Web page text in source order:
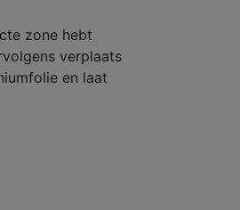
zone hebt
verplaats
en laat